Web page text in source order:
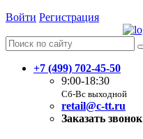
Войти Регистрация
+7 (499) 702-45-50
9:00-18:30
Сб-Вс выходной
retail@c-tt.ru
Заказать звонок